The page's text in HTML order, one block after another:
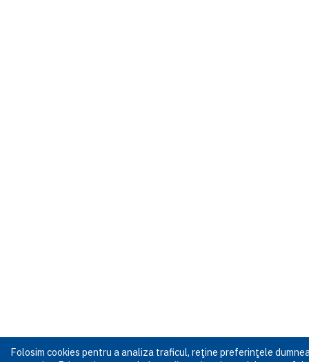
Folosim cookies pentru a analiza traficul, reţine preferinţele